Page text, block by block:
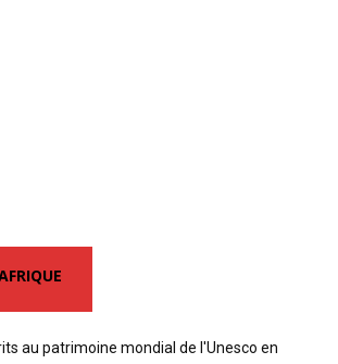
au patrimoine mondial de l'Unesco en